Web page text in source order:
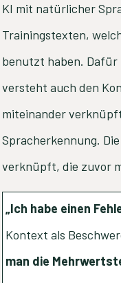
KI mit natürlicher
Trainingstexten,
benutzt haben. Dafür
versteht auch den
miteinander
Spracherkennung.
verknüpft, die zuvor
„Ich habe einen
Kontext als
man die